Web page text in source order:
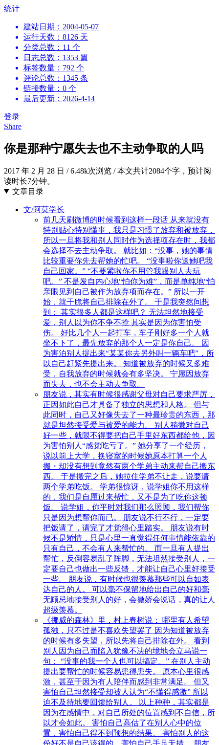
跳
统计
建站日期：2004-05-07
运行天数：8126 天
分类总数：11 个
日志总数：1353 篇
标签数量：792 个
评论总数：1345 条
链接数量：0 个
最后更新：2026-4-14
登录
Share
你是那种宁愿失去也不主动争取的人吗
2017 年 2 月 28 日 /6.48k次浏览 /本文共计2084个字，预计阅
读时长7分钟。
文章目录
文/阿莫学长
前几天刷微博的时候看到这样一段话 从来就没有
特别贴心特别懂事，我只是习惯了放弃和被放弃，
所以一旦将我和别人同时作为选择项存在时，我都
会选择不去主动争取。 就比如：“没事，她的事情
比较重要你先去帮她的忙吧。 “没事啦你送她吧我
自己回家。” “不要紧啦你不用管我跟别人去玩
吧。” 不是发自内心地“怕你为难”，而是单纯地“怕
亲眼见到自己被作为放弃项而存在。” 所以一开
始，就干脆将自己排除在外了。 于是我突然间想
到： 其实很多人都是这样吧？ 无法坦然地接受
爱，别人以为你不争不抢 其实是因为你害怕受
伤。 好比几个人一起打车，车子刚好多一个人就
坐不下了，最先放弃的那个人一定是你自己。 因
为害泊别人提出来“某某你去另外叫一辆车吧”，所
以自己赶紧先提出来。 知道被放弃的时候又多难
受，自我放弃的时候就会有多坚决。 宁愿因放弃
而失去，也不会主动去争取。
朋友说，其实有时候很感谢父母对自己要求严厉，
正因如此自己才具备了独立的思想和人格。 但与
此同时，自己又好像失去了一种最珍贵的东西，那
就是坦然接受爱与被爱的能力。 别人稍微对自己
好一些，就限不得要把自己手里好东西都给他，因
为害怕别人“感觉吃亏了。” 她分享了一个经历，
说以前上大学，换寝室的时候她原本打算一个人
搬・却没有想到竟然有两个学弟主动来帮自己搬东
西。 于是搬完之后，她拉住学弟不让走，说要请
两个学弟吃饭。 学弟很惊讶，说学姐你不用这样
的，我们是自愿过来帮忙，又不是为了吃你这顿
饭。 说学姐，你平时对我们那么照顾，我们帮你
只是因为想帮你而已。 朋友说不行不行，一定要
把饭请了，请完了才觉得心里踏实。 朋友说有时
候不是矫情，只是心里一直觉得任何事情能依靠的
只有自己，不会有人来帮忙的。 而一旦有人提出
帮忙，反倒容易乱了阵脚，无法坦然接受别人，一
定要自己也做出一些反馈，才能让自己心里好接受
一些。 朋友说，有时候也很羡慕那些可以自如表
达自己的人。 可以毫不保留地给出自己的好和毫
无顾忌地接受别人的好，会撒娇会说话，真的让人
超级羡慕。
《挪威的森林》里，村上春树说： 哪里有人希望
孤独，只不过是不喜欢失望罢了 因为知道被放弃
的时候有多失望，所以先将自己排除在外。 看到
别人因为自己而陷入犹豫不决的境地会立马说一
句： “没事的我一个人也可以搞定。” 在别人主动
提出要帮忙的时候容易患得患失。 原本心里很感
激，甚至于因为有人陪伴而感到非常满足。 但又
害怕自己坦然接受却被人认为“不懂得感激” 所以
迫不及待地要回馈给别人。 以上种种，其实都是
因为在感情中，对自己所处的位置感到不自信，所
以才会如此。 害怕自己高估了在别人心中的位
置，害怕自己得不到预想的结果。 害怕别人的这
份好不是自己该得的，害怕自己手足无措。 朋友